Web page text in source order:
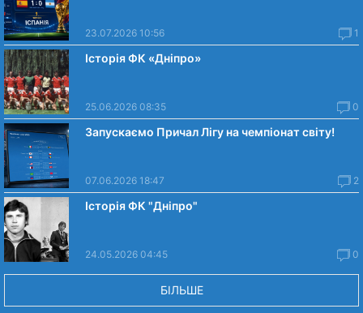
23.07.2026 10:56 1
Історія ФК «Дніпро»
25.06.2026 08:35 0
Запускаємо Причал Лігу на чемпіонат світу!
07.06.2026 18:47 2
Історія ФК "Дніпро"
24.05.2026 04:45 0
БІЛЬШЕ